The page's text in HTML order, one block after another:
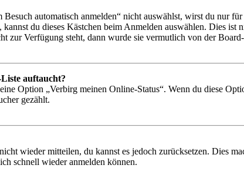
automatisch anmelden“ nicht auswählst, wirst du nur
du dieses Kästchen beim Anmelden auswählen. Dies
zur Verfügung steht, dann wurde sie vermutlich von der
auftaucht?
Option „Verbirg meinen Online-Status“. Wenn du diese
gezählt.
wieder mitteilen, du kannst es jedoch zurücksetzen. Dies
schnell wieder anmelden können.